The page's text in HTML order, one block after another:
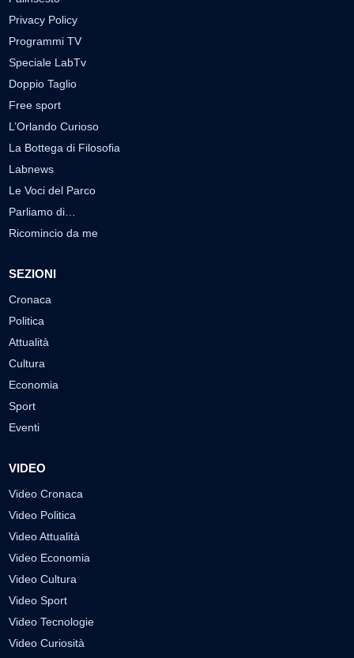
Privacy Policy
Programmi TV
Speciale LabTv
Doppio Taglio
Free sport
L’Orlando Curioso
La Bottega di Filosofia
Labnews
Le Voci del Parco
Parliamo di…
Ricomincio da me
SEZIONI
Cronaca
Politica
Attualità
Cultura
Economia
Sport
Eventi
VIDEO
Video Cronaca
Video Politica
Video Attualità
Video Economia
Video Cultura
Video Sport
Video Tecnologie
Video Curiosità